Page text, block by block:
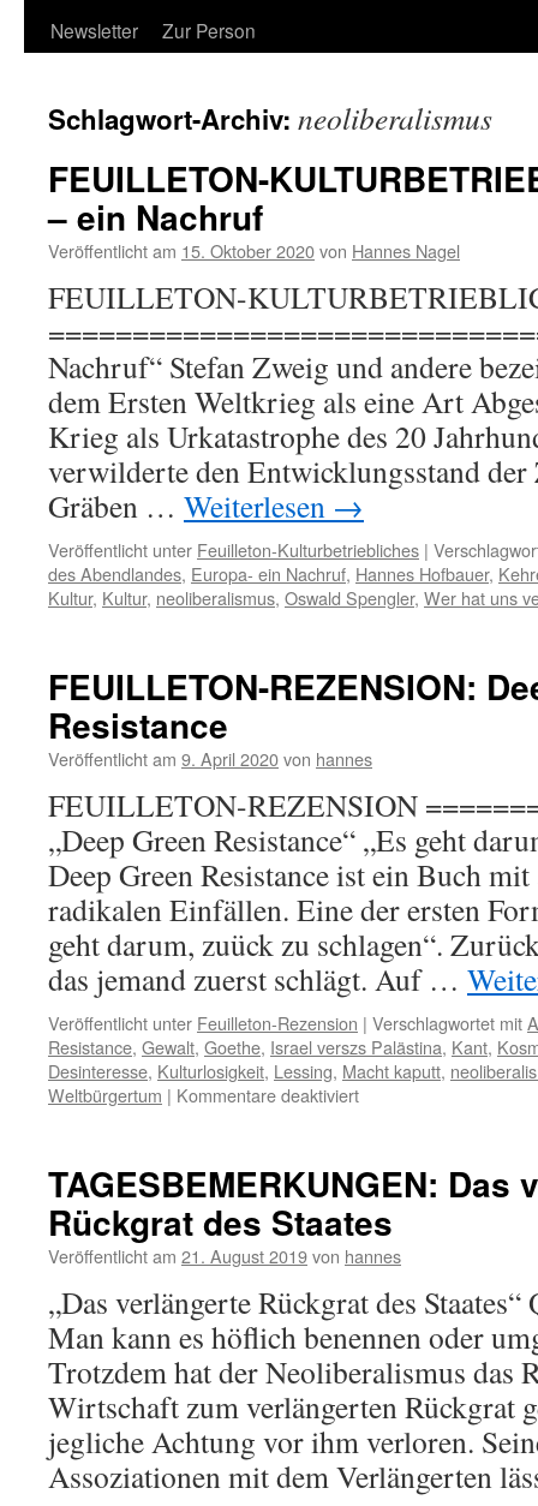
Newsletter
Zur Person
Schlagwort-Archiv: neoliberalismus
FEUILLETON-
– ein Nachruf
Veröffentlicht am 15. Oktober 2020von Hannes Nagel
FEUILLETON-
Nachruf“ Stefan Zweig und andere
dem Ersten Weltkrieg als eine Art
Krieg als Urkatastrophe des 20
verwilderte den Entwicklungsstand
Gräben … Weiterlesen →
Veröffentlicht unter Feuilleton-Kulturbetriebliches |
des Abendlandes, Europa- ein Nachruf, Hannes Hofbauer,
Kultur, Kultur, neoliberalismus, Oswald Spengler, Wer hat uns
FEUILLETON-REZENSION:
Resistance
Veröffentlicht am 9. April 2020von hannes
FEUILLETON-REZENSION
„Deep Green Resistance“ „Es geht
Deep Green Resistance ist ein Buch
radikalen Einfällen. Eine der ersten
geht darum, zuück zu schlagen“.
das jemand zuerst schlägt. Auf …
Veröffentlicht unter Feuilleton-Rezension | Verschlagwortet mit
Resistance, Gewalt, Goethe, Israel verszs Palästina, Kant,
Desinteresse, Kulturlosigkeit, Lessing, Macht kaputt,
Weltbürgertum | Kommentare deaktiviertfür
Green
Resistance
TAGESBEMERKUNGEN: Das
Rückgrat des Staates
Veröffentlicht am 21. August 2019von hannes
„Das verlängerte Rückgrat des
Man kann es höflich benennen oder
Trotzdem hat der Neoliberalismus das
Wirtschaft zum verlängerten Rückgrat
jegliche Achtung vor ihm verloren.
Assoziationen mit dem Verlängerten